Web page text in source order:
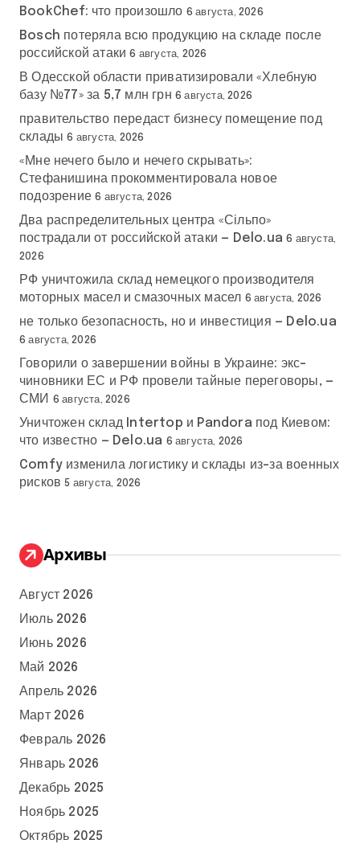
BookChef: что произошло 6 августа, 2026
Bosch потеряла всю продукцию на складе после
российской атаки 6 августа, 2026
В Одесской области приватизировали «Хлебную
базу №77» за 5,7 млн грн 6 августа, 2026
правительство передаст бизнесу помещение под
склады 6 августа, 2026
«Мне нечего было и нечего скрывать»:
Стефанишина прокомментировала новое
подозрение 6 августа, 2026
Два распределительных центра «Сільпо»
пострадали от российской атаки — Delo.ua 6 августа,
2026
РФ уничтожила склад немецкого производителя
моторных масел и смазочных масел 6 августа, 2026
не только безопасность, но и инвестиция — Delo.ua
6 августа, 2026
Говорили о завершении войны в Украине: экс-
чиновники ЕС и РФ провели тайные переговоры, —
СМИ
6 августа, 2026
Уничтожен склад Intertop и Pandora под Киевом:
что известно — Delo.ua 6 августа, 2026
Comfy изменила логистику и склады из-за военных
рисков 5 августа, 2026
Архивы
Август 2026
Июль 2026
Июнь 2026
Май 2026
Апрель 2026
Март 2026
Февраль 2026
Январь 2026
Декабрь 2025
Ноябрь 2025
Октябрь 2025